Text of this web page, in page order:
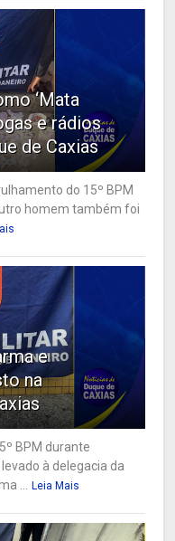
‘Mata
e rádios
de Caxias
do 15º BPM
homem também foi
e
na
BPM durante
à delegacia da
...
Leia Mais